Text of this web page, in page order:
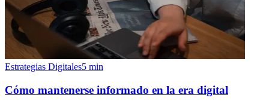
Estrategias Digitales5 min
Cómo mantenerse informado en la era digital